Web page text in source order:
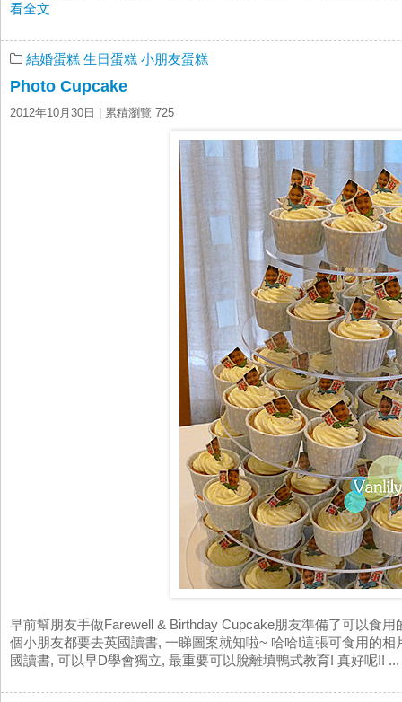
看全文
結婚蛋糕 生日蛋糕 小朋友蛋糕
Photo Cupcake
2012年10月30日 | 累積瀏覽 725
早前幫朋友手做Farewell & Birthday Cupcake朋友準備了可以食
個小朋友都要去英國讀書, 一睇圖案就知啦~ 哈哈!這張可食用的
國讀書, 可以早D學會獨立, 最重要可以脫離填鴨式教育! 真好呢!! ...